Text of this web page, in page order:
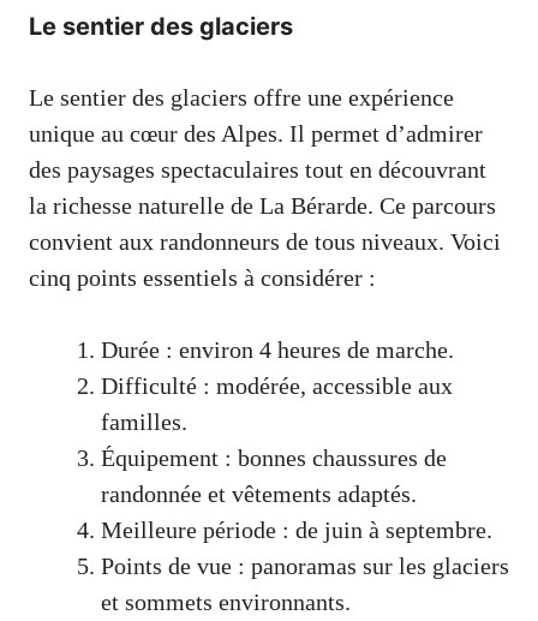
Le sentier des glaciers
Le sentier des glaciers offre une expérience
unique au cœur des Alpes. Il permet d’admirer
des paysages spectaculaires tout en découvrant
la richesse naturelle de La Bérarde. Ce parcours
convient aux randonneurs de tous niveaux. Voici
cinq points essentiels à considérer :
Durée : environ 4 heures de marche.
Difficulté : modérée, accessible aux
familles.
Équipement : bonnes chaussures de
randonnée et vêtements adaptés.
Meilleure période : de juin à septembre.
Points de vue : panoramas sur les glaciers
et sommets environnants.